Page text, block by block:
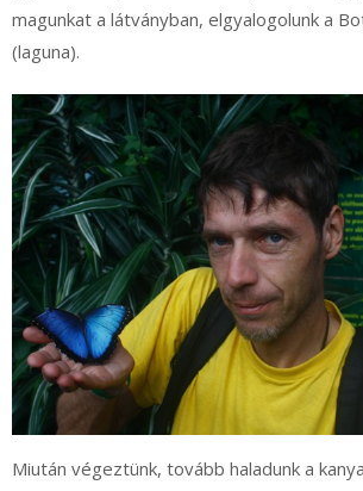
magunkat a látványban, elgyalogolunk a
(laguna).
Miután végeztünk, tovább haladunk a